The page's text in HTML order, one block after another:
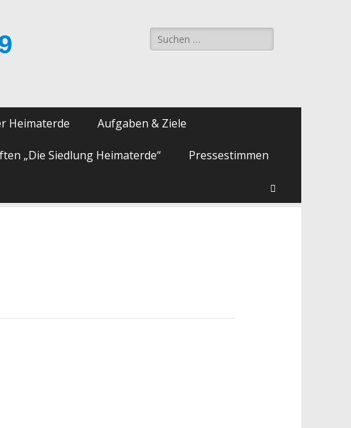
Suche
nach:
Heimaterde Aufgaben & Ziele
„Die Siedlung Heimaterde“ Pressestimmen